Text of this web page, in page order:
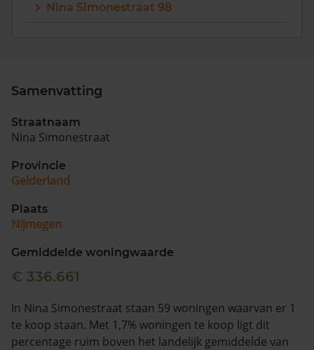
Nina Simonestraat 98
Samenvatting
Straatnaam
Nina Simonestraat
Provincie
Gelderland
Plaats
Nijmegen
Gemiddelde woningwaarde
€ 336.661
In Nina Simonestraat staan 59 woningen waarvan er 1
te koop staan. Met 1,7% woningen te koop ligt dit
percentage ruim boven het landelijk gemiddelde van